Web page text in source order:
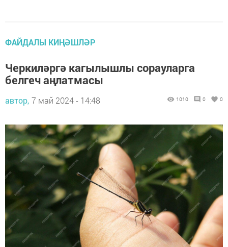
ФАЙДАЛЫ КИҢӘШЛӘР
Черкиләргә кагылышлы сорауларга
белгеч аңлатмасы
автор, 7 май 2024 - 14:48 1010 0 0